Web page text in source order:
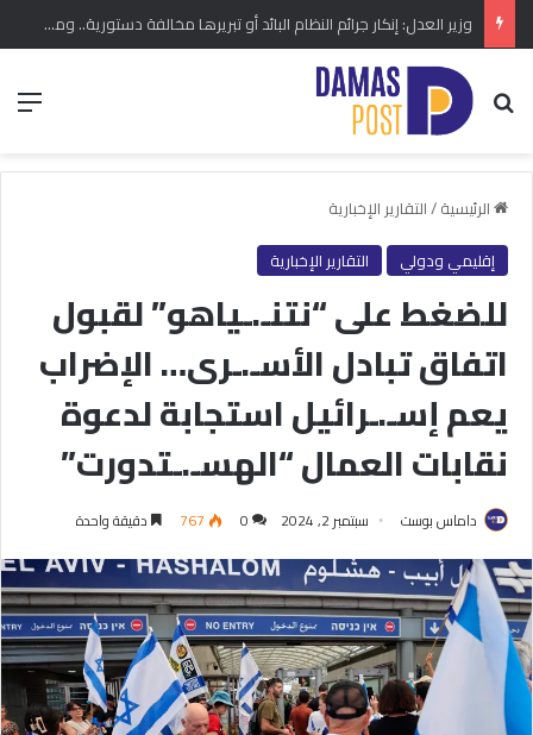
وزير العدل: إنكار جرائم النظام البائد أو تبريرها مخالفة دستورية.. ومشروع قانون خاص إلى مجلس الشعب
بحث عن
الرئيسية/التقارير الإخبارية
إقليمي ودولي
التقارير الإخبارية
للضغط على “نتنـ.ـياهو” لقبول
اتفاق تبادل الأسـ.ـرى… الإضراب
يعم إسـ.ـرائيل استجابة لدعوة
نقابات العمال “الهسـ.ـتدورت”
داماس بوست سبتمبر 2, 2024 0
767 دقيقة واحدة